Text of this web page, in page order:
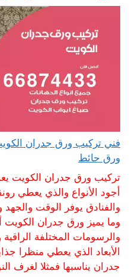
ورق حائط
تركيب ورق جدران الكويت
أجود الأنواع والذي يعطي
والفنادق يوفر الوقت والجهد
وما يميز ورق جدران الكويت
والرسومات المختلفة الراقية
الأبعاد الذي يعطي منظرا
جدران يناسبها فمثلا لغرف